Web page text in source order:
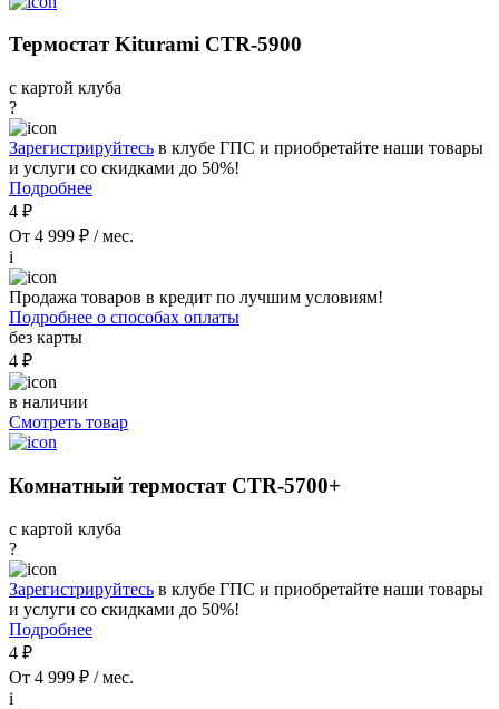
Термостат Kiturami CTR-5900
с картой клуба
?
Зарегистрируйтесь в клубе ГПС и приобретайте наши товары
и услуги со скидками до 50%!
Подробнее
4 ₽
От 4 999 ₽ / мес.
i
Продажа товаров в кредит по лучшим условиям!
Подробнее о способах оплаты
без карты
4 ₽
в наличии
Смотреть товар
Комнатный термостат CTR-5700+
с картой клуба
?
Зарегистрируйтесь в клубе ГПС и приобретайте наши товары
и услуги со скидками до 50%!
Подробнее
4 ₽
От 4 999 ₽ / мес.
i